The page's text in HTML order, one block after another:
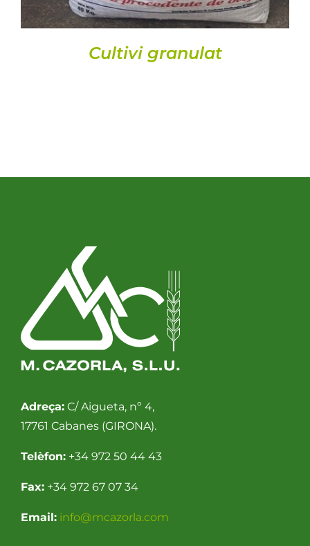
Cultivi granulat
Adreça:C/ Aigueta, nº 4,
17761 Cabanes (GIRONA).
Telèfon:+34 972 50 44 43
Fax:+34 972 67 07 34
Email: info@mcazorla.com